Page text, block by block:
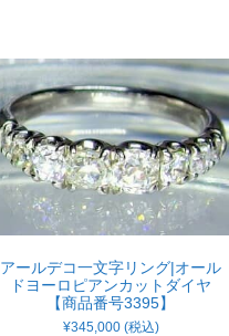
アールデコ一文字リング|オール
ドヨーロピアンカットダイヤ
【商品番号3395】
¥345,000 (税込)